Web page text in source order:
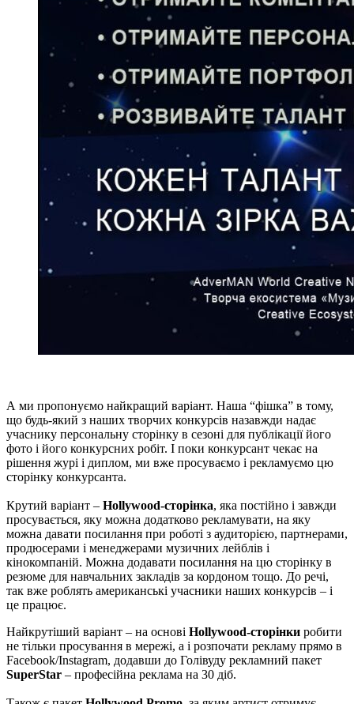
А ми пропонуємо найкращий варіант. Наша “фішка” в тому,
що будь-який з наших творчих конкурсів назавжди надає
учаснику персональну сторінку в сезоні для публікації його
фото і його конкурсних робіт. І поки конкурсант чекає на
рішення журі і диплом, ми вже просуваємо і рекламуємо цю
сторінку конкурсанта.
Крутий варіант – Hollywood-сторінка, яка постійно і завжди
просувається, яку можна додатково рекламувати, на яку
можна давати посилання при роботі з аудиторією, партнерами,
продюсерами і менеджерами музичних лейблів і
кінокомпаній. Можна додавати посилання на цю сторінку в
резюме для навчальних закладів за кордоном тощо. До речі,
так вже роблять американські учасники наших конкурсів – і
це працює.
Найкрутіший варіант – на основі Hollywood-сторінки робити
не тільки просування в мережі, а і розпочати рекламу прямо в
Facebook/Instagram, додавши до Голівуду рекламний пакет
SuperStar – професійна реклама на 30 діб.